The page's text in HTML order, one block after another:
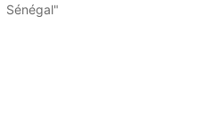
Sénégal"